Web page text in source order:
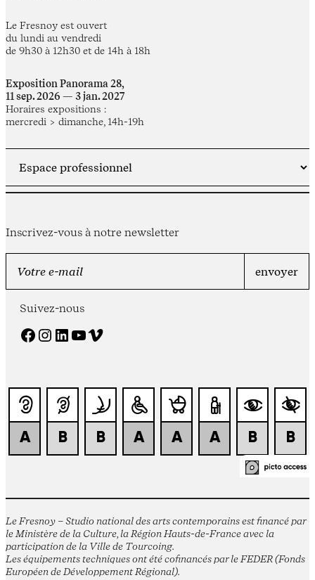
Le Fresnoy est ouvert
du lundi au vendredi
de 9h30 à 12h30 et de 14h à 18h
Exposition Panorama 28,
11 sep. 2026 — 3 jan. 2027
Horaires expositions :
mercredi > dimanche, 14h-19h
Inscrivez-vous à notre newsletter
Suivez-nous
Facebook Instagram LinkedIn YouTube Vimeo
Le Fresnoy – Studio national des arts contemporains est financé par
le Ministère de la Culture, la Région Hauts-de-France avec la
participation de la Ville de Tourcoing.
Les équipements techniques ont été cofinancés par le FEDER (Fonds
Européen de Développement Régional).